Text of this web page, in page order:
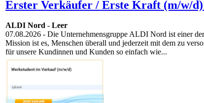
Erster Verkäufer / Erste Kraft (m/w/
ALDI Nord - Leer
07.08.2026 - Die Unternehmensgruppe ALDI Nord ist einer
Mission ist es, Menschen überall und jederzeit mit dem zu
für unsere Kundinnen und Kunden so einfach wie...